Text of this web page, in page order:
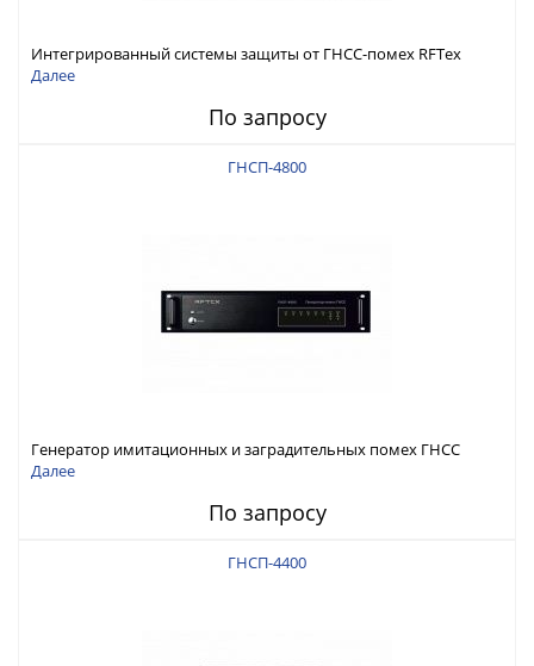
Интегрированный системы защиты от ГНСС-помех RFТех
ИСПП 8100
Далее
По запросу
ГНСП-4800
Генератор имитационных и заградительных помех ГНСС
RFТех ГНСП-4800
Далее
По запросу
ГНСП-4400